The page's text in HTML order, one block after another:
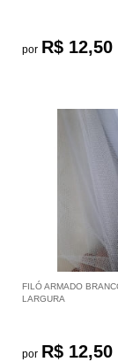
por R$ 12,50
FILÓ ARMADO
LARGURA
por R$ 12,50